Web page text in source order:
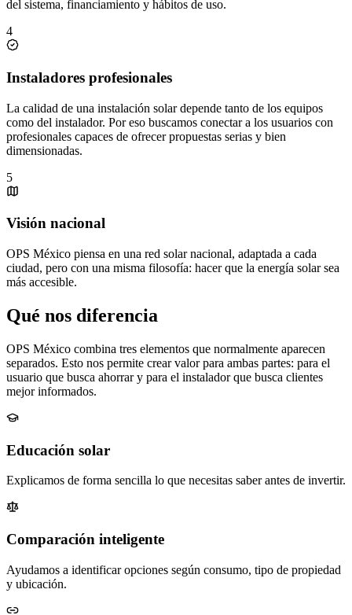
del sistema, financiamiento y hábitos de uso.
4
Instaladores profesionales
La calidad de una instalación solar depende tanto de los equipos
como del instalador. Por eso buscamos conectar a los usuarios con
profesionales capaces de ofrecer propuestas serias y bien
dimensionadas.
5
Visión nacional
OPS México piensa en una red solar nacional, adaptada a cada
ciudad, pero con una misma filosofía: hacer que la energía solar sea
más accesible.
Qué nos diferencia
OPS México combina tres elementos que normalmente aparecen
separados. Esto nos permite crear valor para ambas partes: para el
usuario que busca ahorrar y para el instalador que busca clientes
mejor informados.
Educación solar
Explicamos de forma sencilla lo que necesitas saber antes de invertir.
Comparación inteligente
Ayudamos a identificar opciones según consumo, tipo de propiedad
y ubicación.